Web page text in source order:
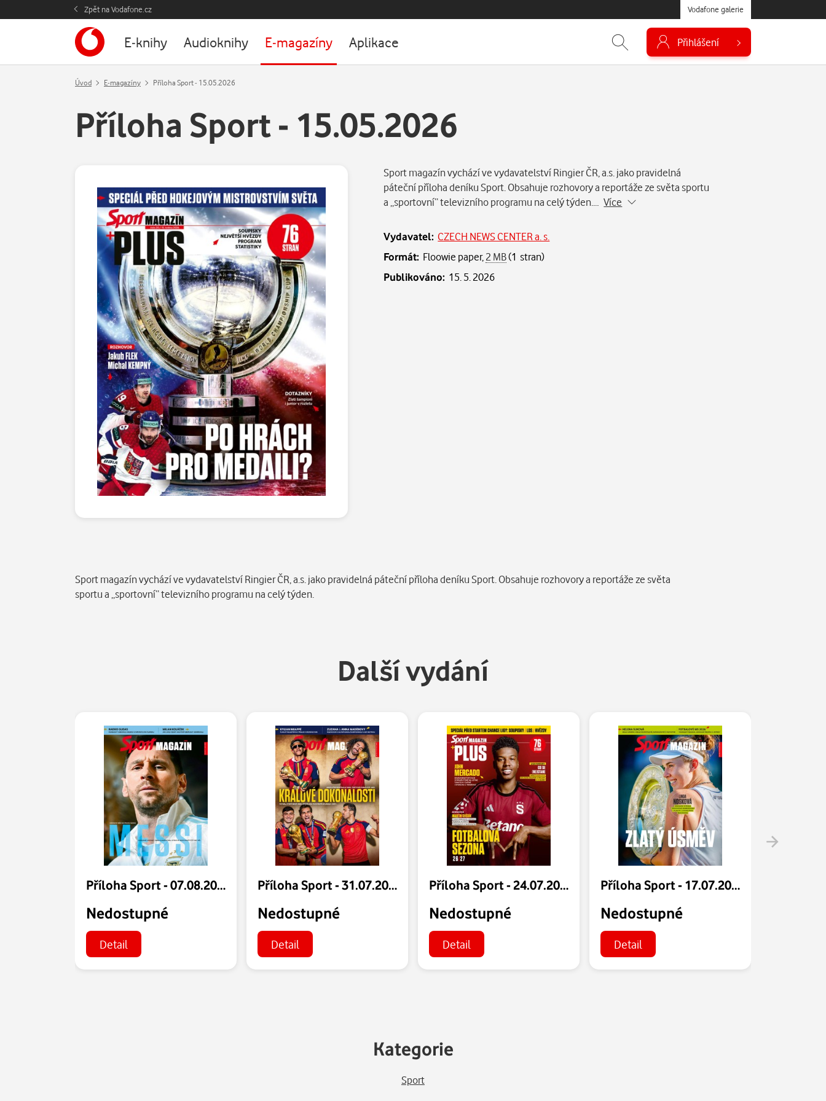
Zpět na Vodafone.cz Vodafone galerie
E-knihy Audioknihy E-magazíny Aplikace Přihlášení
Úvod E-magazíny Příloha Sport - 15.05.2026
Příloha Sport - 15.05.2026
Sport magazín vychází ve vydavatelství Ringier ČR, a.s. jako pravidelná
páteční příloha deníku Sport. Obsahuje rozhovory a reportáže ze světa sportu
a „sportovní“ televizního programu na celý týden.…Více
Vydavatel: CZECH NEWS CENTER a. s.
Formát: Floowie paper, 2 MB(1 stran)
Publikováno: 15. 5. 2026
Sport magazín vychází ve vydavatelství Ringier ČR, a.s. jako pravidelná páteční příloha deníku Sport. Obsahuje rozhovory a reportáže ze světa
sportu a „sportovní“ televizního programu na celý týden.
Další vydání
Příloha Sport - 07.08.2026
Nedostupné
Detail
Příloha Sport - 31.07.2026
Nedostupné
Detail
Příloha Sport - 24.07.2026
Nedostupné
Detail
Příloha Sport - 17.07.2026
Nedostupné
Detail
Kategorie
Sport